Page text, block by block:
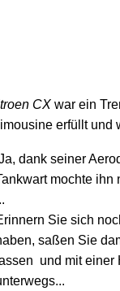
CX war ein
erfüllt und
dank seiner
mochte ihn
Sie sich
saßen Sie
und mit einer